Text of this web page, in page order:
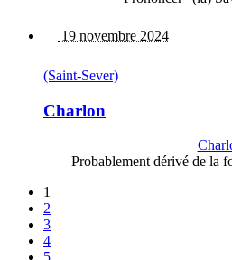
19 novembre 2024
(Saint-Sever)
Charlon
Probablement dérivé de la
1
2
3
4